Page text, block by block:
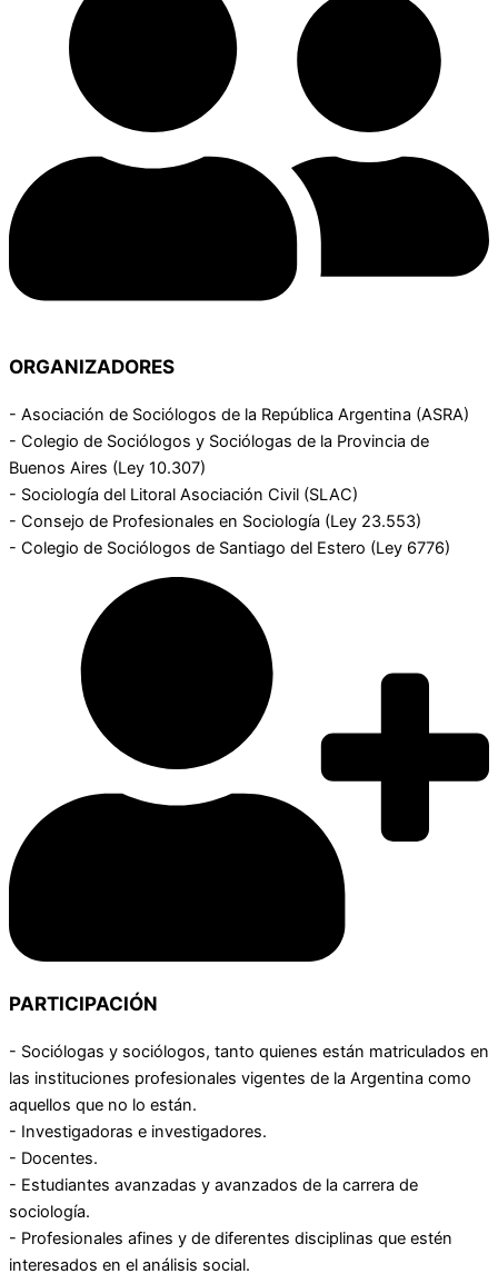
ORGANIZADORES
- Asociación de Sociólogos de la República Argentina (ASRA)
- Colegio de Sociólogos y Sociólogas de la Provincia de
Buenos Aires (Ley 10.307)
- Sociología del Litoral Asociación Civil (SLAC)
- Consejo de Profesionales en Sociología (Ley 23.553)
- Colegio de Sociólogos de Santiago del Estero (Ley 6776)
PARTICIPACIÓN
- Sociólogas y sociólogos, tanto quienes están matriculados en
las instituciones profesionales vigentes de la Argentina como
aquellos que no lo están.
- Investigadoras e investigadores.
- Docentes.
- Estudiantes avanzadas y avanzados de la carrera de
sociología.
- Profesionales afines y de diferentes disciplinas que estén
interesados en el análisis social.